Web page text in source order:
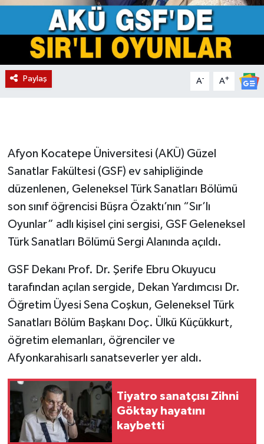
Paylaş A- A+
Afyon Kocatepe Üniversitesi (AKÜ) Güzel
Sanatlar Fakültesi (GSF) ev sahipliğinde
düzenlenen, Geleneksel Türk Sanatları Bölümü
son sınıf öğrencisi Büşra Özaktı’nın “Sır’lı
Oyunlar” adlı kişisel çini sergisi, GSF Geleneksel
Türk Sanatları Bölümü Sergi Alanında açıldı.
GSF Dekanı Prof. Dr. Şerife Ebru Okuyucu
tarafından açılan sergide, Dekan Yardımcısı Dr.
Öğretim Üyesi Sena Coşkun, Geleneksel Türk
Sanatları Bölüm Başkanı Doç. Ülkü Küçükkurt,
öğretim elemanları, öğrenciler ve
Afyonkarahisarlı sanatseverler yer aldı.
Tiyatro sanatçısı Zihni
Göktay hayatını
kaybetti